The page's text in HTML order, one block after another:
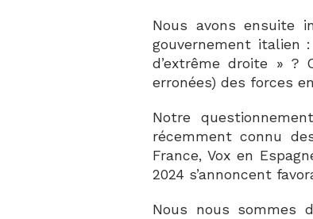
Nous avons ensuite
gouvernement italien
d’extrême droite »
erronées) des forces
Notre
récemment connu
France, Vox en
2024 s’annoncent
Nous nous sommes